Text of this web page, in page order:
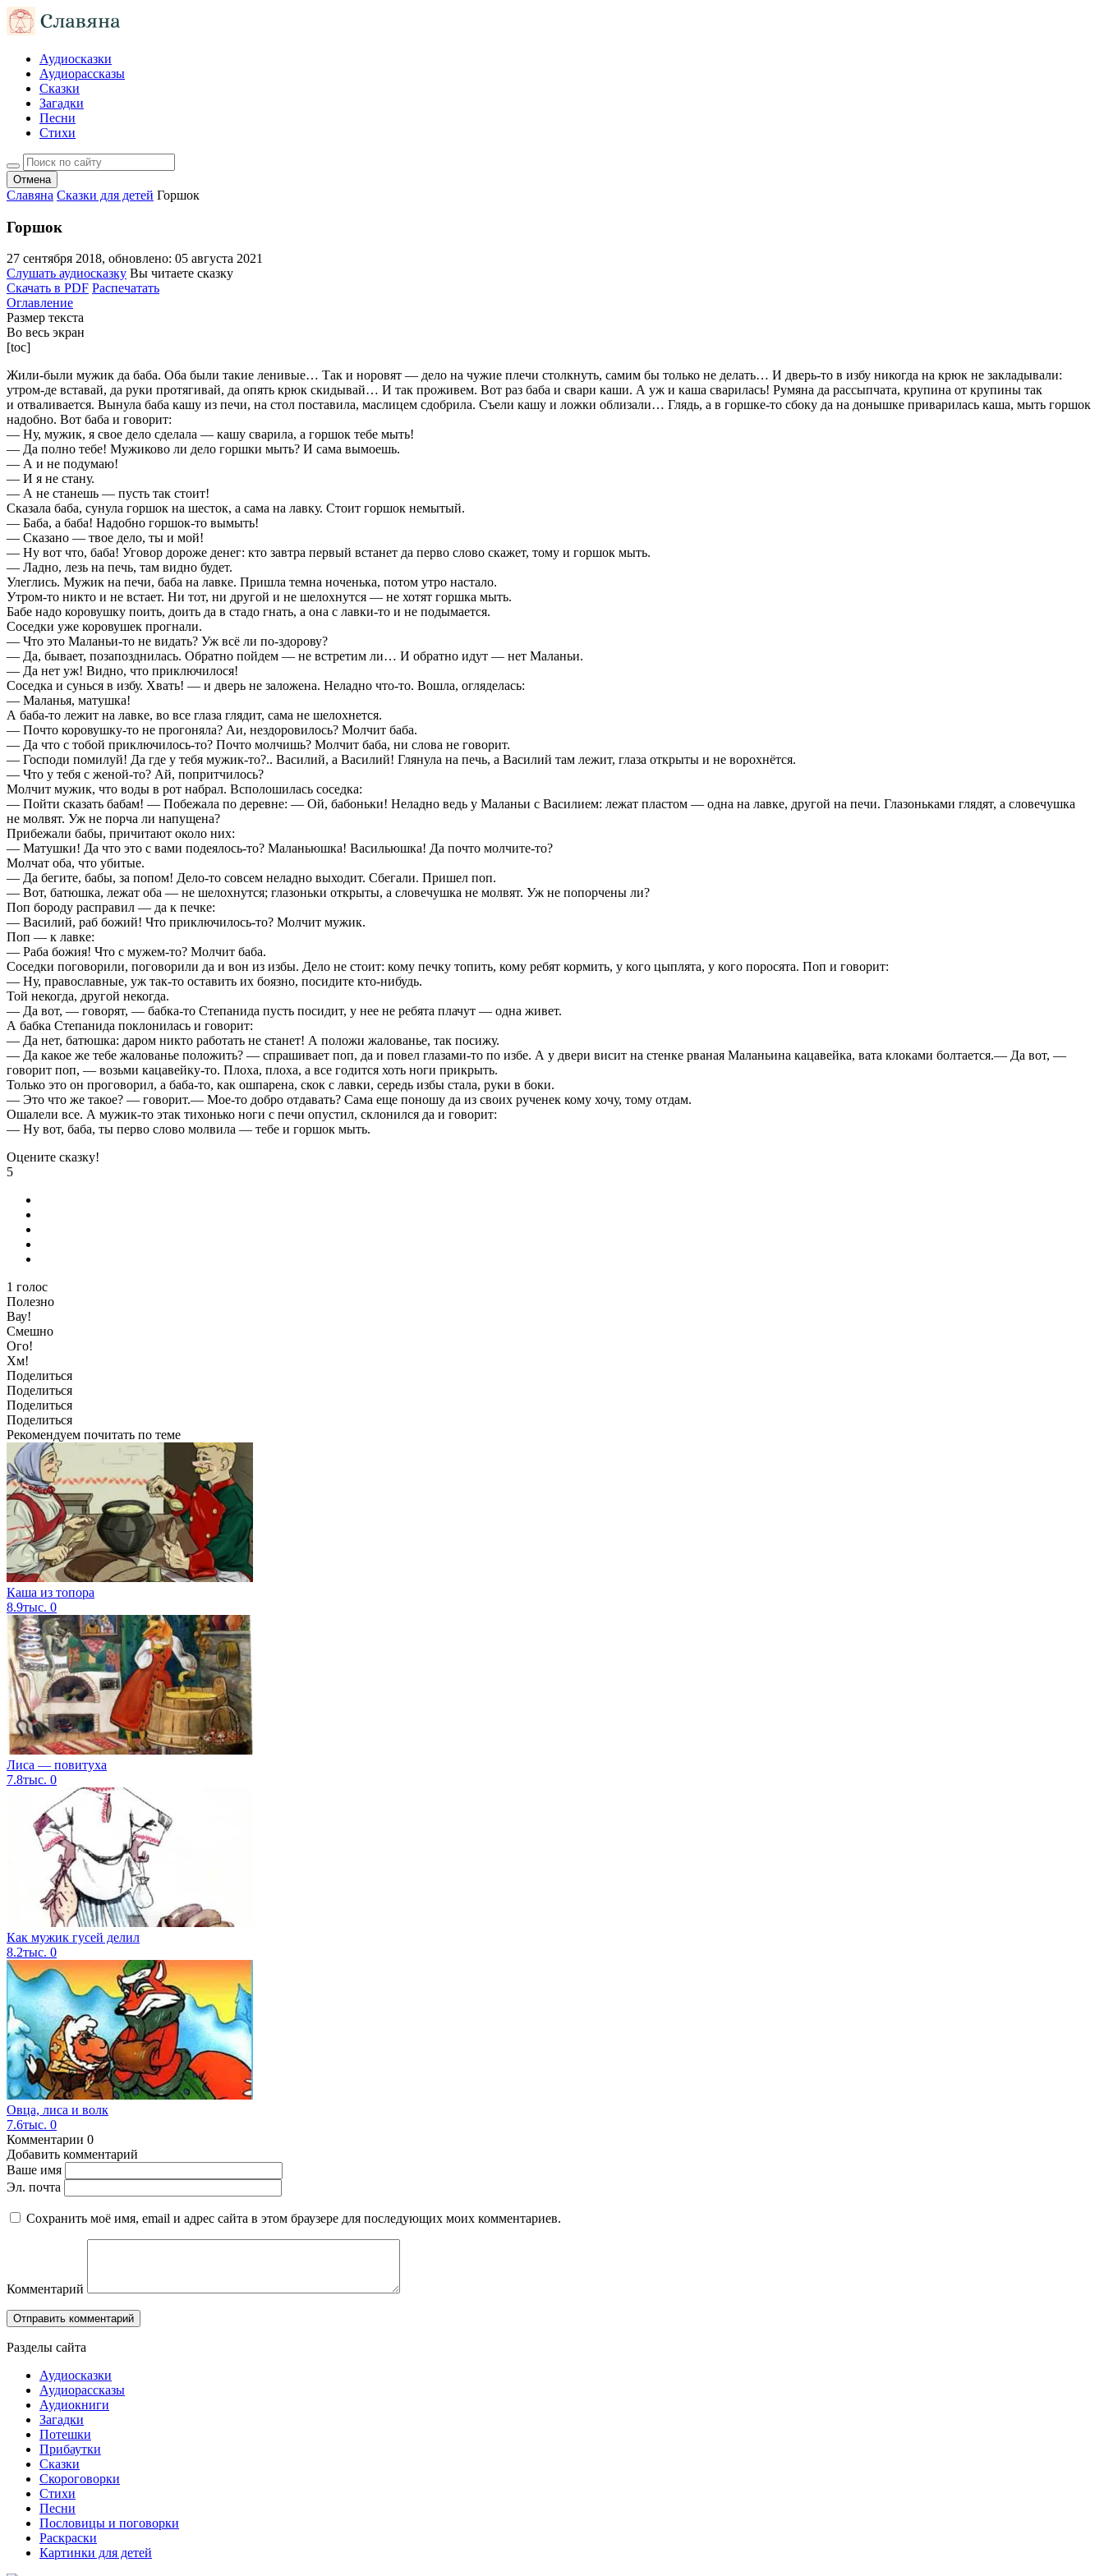
Аудиосказки
Аудиорассказы
Сказки
Загадки
Песни
Стихи
Отмена
Славяна Сказки для детей Горшок
Горшок
27 сентября 2018, обновлено: 05 августа 2021
Слушать аудиосказку Вы читаете сказку
Скачать в PDF Распечатать
Оглавление
Размер текста
Во весь экран
[toc]
Жили-были мужик да баба. Оба были такие ленивые… Так и норовят — дело на чужие плечи столкнуть, самим бы только не делать… И дверь-то в избу никогда на крюк не закладывали:
утром-де вставай, да руки протягивай, да опять крюк скидывай… И так проживем. Вот раз баба и свари каши. А уж и каша сварилась! Румяна да рассыпчата, крупина от крупины так
и отваливается. Вынула баба кашу из печи, на стол поставила, маслицем сдобрила. Съели кашу и ложки облизали… Глядь, а в горшке-то сбоку да на донышке приварилась каша, мыть горшок
надобно. Вот баба и говорит:
— Ну, мужик, я свое дело сделала — кашу сварила, а горшок тебе мыть!
— Да полно тебе! Мужиково ли дело горшки мыть? И сама вымоешь.
— А и не подумаю!
— И я не стану.
— А не станешь — пусть так стоит!
Сказала баба, сунула горшок на шесток, а сама на лавку. Стоит горшок немытый.
— Баба, а баба! Надобно горшок-то вымыть!
— Сказано — твое дело, ты и мой!
— Ну вот что, баба! Уговор дороже денег: кто завтра первый встанет да перво слово скажет, тому и горшок мыть.
— Ладно, лезь на печь, там видно будет.
Улеглись. Мужик на печи, баба на лавке. Пришла темна ноченька, потом утро настало.
Утром-то никто и не встает. Ни тот, ни другой и не шелохнутся — не хотят горшка мыть.
Бабе надо коровушку поить, доить да в стадо гнать, а она с лавки-то и не подымается.
Соседки уже коровушек прогнали.
— Что это Маланьи-то не видать? Уж всё ли по-здорову?
— Да, бывает, позапозднилась. Обратно пойдем — не встретим ли… И обратно идут — нет Маланьи.
— Да нет уж! Видно, что приключилося!
Соседка и сунься в избу. Хвать! — и дверь не заложена. Неладно что-то. Вошла, огляделась:
— Маланья, матушка!
А баба-то лежит на лавке, во все глаза глядит, сама не шелохнется.
— Почто коровушку-то не прогоняла? Аи, нездоровилось? Молчит баба.
— Да что с тобой приключилось-то? Почто молчишь? Молчит баба, ни слова не говорит.
— Господи помилуй! Да где у тебя мужик-то?.. Василий, а Василий! Глянула на печь, а Василий там лежит, глаза открыты и не ворохнётся.
— Что у тебя с женой-то? Ай, попритчилось?
Молчит мужик, что воды в рот набрал. Всполошилась соседка:
— Пойти сказать бабам! — Побежала по деревне: — Ой, бабоньки! Неладно ведь у Маланьи с Василием: лежат пластом — одна на лавке, другой на печи. Глазоньками глядят, а словечушка
не молвят. Уж не порча ли напущена?
Прибежали бабы, причитают около них:
— Матушки! Да что это с вами подеялось-то? Маланьюшка! Васильюшка! Да почто молчите-то?
Молчат оба, что убитые.
— Да бегите, бабы, за попом! Дело-то совсем неладно выходит. Сбегали. Пришел поп.
— Вот, батюшка, лежат оба — не шелохнутся; глазоньки открыты, а словечушка не молвят. Уж не попорчены ли?
Поп бороду расправил — да к печке:
— Василий, раб божий! Что приключилось-то? Молчит мужик.
Поп — к лавке:
— Раба божия! Что с мужем-то? Молчит баба.
Соседки поговорили, поговорили да и вон из избы. Дело не стоит: кому печку топить, кому ребят кормить, у кого цыплята, у кого поросята. Поп и говорит:
— Ну, православные, уж так-то оставить их боязно, посидите кто-нибудь.
Той некогда, другой некогда.
— Да вот, — говорят, — бабка-то Степанида пусть посидит, у нее не ребята плачут — одна живет.
А бабка Степанида поклонилась и говорит:
— Да нет, батюшка: даром никто работать не станет! А положи жалованье, так посижу.
— Да какое же тебе жалованье положить? — спрашивает поп, да и повел глазами-то по избе. А у двери висит на стенке рваная Маланьина кацавейка, вата клоками болтается.— Да вот, —
говорит поп, — возьми кацавейку-то. Плоха, плоха, а все годится хоть ноги прикрыть.
Только это он проговорил, а баба-то, как ошпарена, скок с лавки, середь избы стала, руки в боки.
— Это что же такое? — говорит.— Мое-то добро отдавать? Сама еще поношу да из своих рученек кому хочу, тому отдам.
Ошалели все. А мужик-то этак тихонько ноги с печи опустил, склонился да и говорит:
— Ну вот, баба, ты перво слово молвила — тебе и горшок мыть.
Оцените сказку!
5
1 голос
Полезно
Вау!
Смешно
Ого!
Хм!
Поделиться
Поделиться
Поделиться
Поделиться
Рекомендуем почитать по теме
Каша из топора
8.9тыс. 0
Лиса — повитуха
7.8тыс. 0
Как мужик гусей делил
8.2тыс. 0
Овца, лиса и волк
7.6тыс. 0
Комментарии 0
Добавить комментарий
Ваше имя
Эл. почта
Сохранить моё имя, email и адрес сайта в этом браузере для последующих моих комментариев.
Комментарий
Разделы сайта
Аудиосказки
Аудиорассказы
Аудиокниги
Загадки
Потешки
Прибаутки
Сказки
Скороговорки
Стихи
Песни
Пословицы и поговорки
Раскраски
Картинки для детей